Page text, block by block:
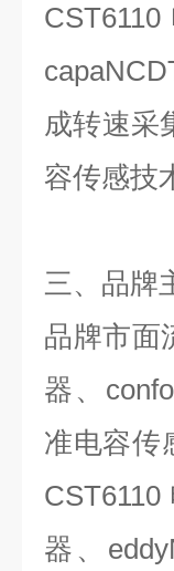
CST6110
成转速采
容传感技
三、品牌
品牌市面
器、
准电容传
CST6110
器、